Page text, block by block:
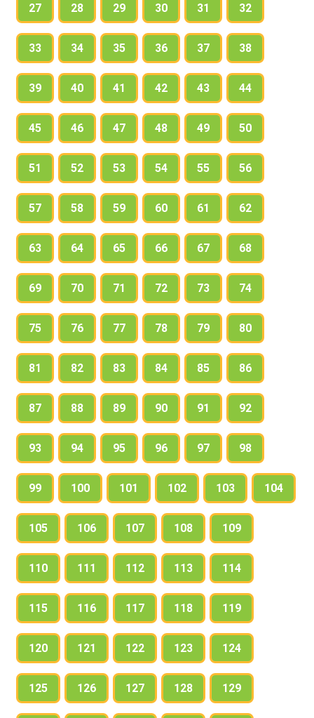
27 28 29 30 31 32
33 34 35 36 37 38
39 40 41 42 43 44
45 46 47 48 49 50
51 52 53 54 55 56
57 58 59 60 61 62
63 64 65 66 67 68
69 70 71 72 73 74
75 76 77 78 79 80
81 82 83 84 85 86
87 88 89 90 91 92
93 94 95 96 97 98
99 100 101 102 103 104
105 106 107 108 109
110 111 112 113 114
115 116 117 118 119
120 121 122 123 124
125 126 127 128 129